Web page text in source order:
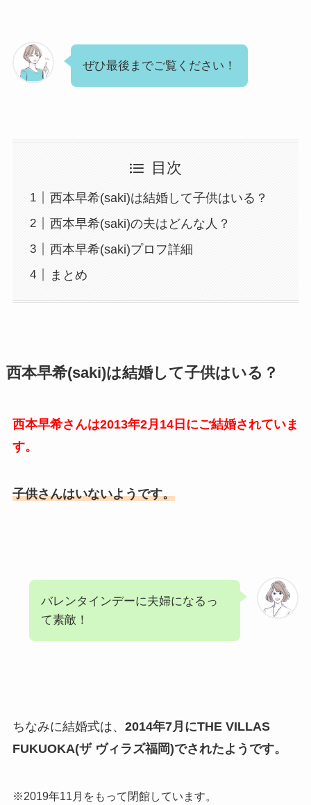
ぜひ最後までご覧ください！
目次
西本早希(saki)は結婚して子供はいる？
西本早希(saki)の夫はどんな人？
西本早希(saki)プロフ詳細
まとめ
西本早希(saki)は結婚して子供はいる？
西本早希さんは2013年2月14日にご結婚されていま
す。
子供さんはいないようです。
バレンタインデーに夫婦になるっ
て素敵！
ちなみに結婚式は、 2014年7月にTHE VILLAS
FUKUOKA(ザ ヴィラズ福岡)でされたようです。
※2019年11月をもって閉館しています。